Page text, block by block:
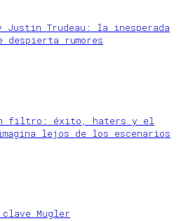
Justin Trudeau: la inesperada
despierta rumores
filtro: éxito, haters y el
lejos de los escenarios
Mugler